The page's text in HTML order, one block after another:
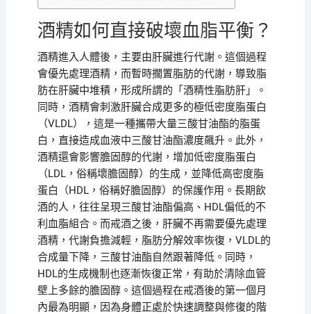
酒精如何直接破壞血脂平衡？
酒精進入人體後，主要由肝臟進行代謝。這個過程
會優先處理酒精，而暫時擱置脂肪的代謝，導致脂
肪在肝臟中堆積，形成所謂的「酒精性脂肪肝」。
同時，酒精會刺激肝臟合成更多的極低密度脂蛋白
（VLDL），這是一種攜帶大量三酸甘油酯的脂蛋
白，直接造成血液中三酸甘油酯濃度飆升。此外，
酒精還會影響膽固醇的代謝，增加低密度脂蛋白
（LDL，俗稱壞膽固醇）的生成，並降低高密度脂
蛋白（HDL，俗稱好膽固醇）的保護作用。長期飲
酒的人，往往呈現三酸甘油酯偏高、HDL偏低的不
利血脂組合。而戒酒之後，肝臟不再需要優先處理
酒精，代謝負擔減輕，脂肪分解效率恢復，VLDL的
合成量下降，三酸甘油酯自然跟著降低。同時，
HDL的生成機制也逐漸恢復正常，有助於清除血管
壁上多餘的膽固醇。這個過程在戒酒後的第一個月
內最為明顯，因為身體正處於快速調整與修復的階